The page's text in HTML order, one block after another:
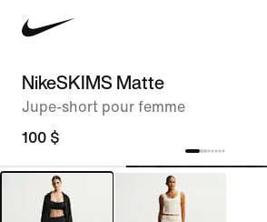
NikeSKIMS Matte
Jupe-short pour femme
100 $